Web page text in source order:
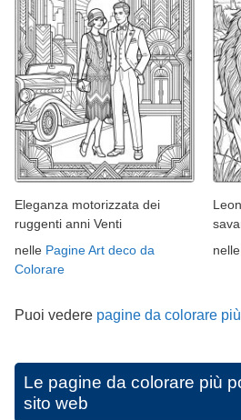
Eleganza motorizzata dei
ruggenti anni Venti
nelle Pagine Art deco da
Colorare
nelle
Puoi vedere pagine da colorare
Le pagine da colorare più
sito web